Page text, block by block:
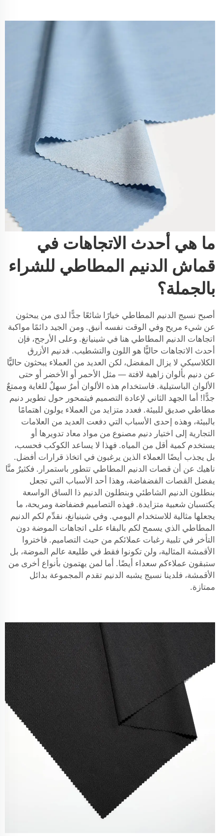
ما هي أحدث الاتجاهات في
قماش الدنيم المطاطي للشراء
بالجملة؟
أصبح نسيج الدنيم المطاطي خيارًا شائعًا جدًّا لدى من يبحثون
عن شيء مريح وفي الوقت نفسه أنيق. ومن الجيد دائمًا مواكبة
اتجاهات الدنيم المطاطي هنا في شينيانغ. وعلى الأرجح، فإن
أحدث الاتجاهات حاليًّا هو اللون والتشطيب. فدنيم الأزرق
الكلاسيكي لا يزال المفضل، لكن العديد من العملاء يبحثون حاليًّا
عن دنيم بألوان زاهية لافتة — مثل الأحمر أو الأخضر أو حتى
الألوان الباستيلية. فاستخدام هذه الألوان أمرٌ سهلٌ للغاية وممتعٌ
جدًّا! أما الجهد الثاني لإعادة التصميم فيتمحور حول تطوير دنيم
مطاطي صديق للبيئة. فعدد متزايد من العملاء يولون اهتمامًا
بالبيئة، وهذه إحدى الأسباب التي دفعت العديد من العلامات
التجارية إلى اختيار دنيم مصنوع من مواد معاد تدويرها أو
يستخدم كمية أقل من المياه. فهذا لا يساعد الكوكب فحسب،
بل يجذب أيضًا العملاء الذين يرغبون في اتخاذ قرارات أفضل.
ناهيك عن أن قصات الدنيم المطاطي تتطور باستمرار. فكثيرٌ منَّا
يفضل القصات الفضفاضة، وهذا أحد الأسباب التي تجعل
بنطلون الدنيم الشاطئي وبنطلون الدنيم ذا الساق الواسعة
يكتسبان شعبية متزايدة. فهذه التصاميم فضفاضة ومريحة، ما
يجعلها مثالية للاستخدام اليومي. وفي شينيانغ، نقدِّم لكم الدنيم
المطاطي الذي يسمح لكم بالبقاء على اتجاهات الموضة دون
التأخر في تلبية رغبات عملائكم من حيث التصاميم. فاختروا
الأقمشة المثالية، ولن تكونوا فقط في طليعة عالم الموضة، بل
ستبقون عملاءكم سعداء أيضًا. أما لمن يهتمون بأنواع أخرى من
الأقمشة، فلدينا نسيج يشبه الدنيم تقدم المجموعة بدائل
ممتازة.